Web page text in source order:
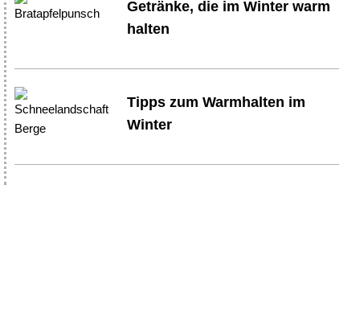
Getränke, die im Winter warm
halten
Tipps zum Warmhalten im
Winter